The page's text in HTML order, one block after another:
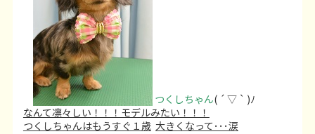
つくしちゃん( ´ ▽ ` )ﾉ
なんて凛々しい！！！モデルみたい！！！
つくしちゃんはもうすぐ１歳 大きくなって･･･涙